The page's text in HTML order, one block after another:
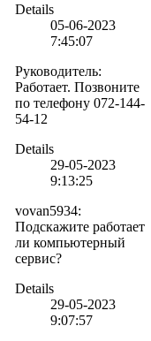
Details
05-06-2023
7:45:07
Руководитель:
Работает. Позвоните
по телефону 072-144-
54-12
Details
29-05-2023
9:13:25
vovan5934:
Подскажите работает
ли компьютерный
сервис?
Details
29-05-2023
9:07:57